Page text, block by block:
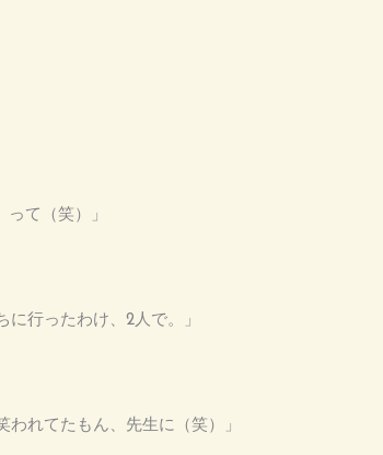
て（笑）」
行ったわけ、2人で。」
れてたもん、先生に（笑）」